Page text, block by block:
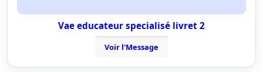
Vae educateur specialisé livret 2
Voir l'Message